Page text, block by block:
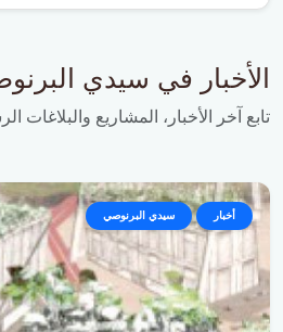
الأخبار في سيدي
تابع آخر الأخبار، المشاريع والبلاغات
أخبار سيدي البرنوصي